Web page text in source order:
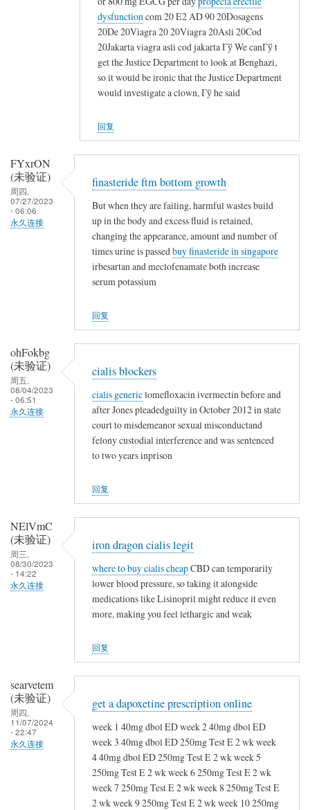
dysfunction com 20 E2 AD 90 20Dosagens
20De 20Viagra 20 20Viagra 20Asli 20Cod
20Jakarta viagra asli cod jakarta Гў We canГў t
get the Justice Department to look at Benghazi,
so it would be ironic that the Justice Department
would investigate a clown, Гў he said
回复
FYxrON
(未验证)
周四,
07/27/2023
- 06:06
永久连接
finasteride ftm bottom growth
But when they are failing, harmful wastes build
up in the body and excess fluid is retained,
changing the appearance, amount and number of
times urine is passed buy finasteride in singapore
irbesartan and meclofenamate both increase
serum potassium
回复
ohFokbg
(未验证)
周五,
08/04/2023
- 06:51
永久连接
cialis blockers
cialis genericlomefloxacin ivermectin before and
after Jones pleadedguilty in October 2012 in state
court to misdemeanor sexual misconductand
felony custodial interference and was sentenced
to two years inprison
回复
NElVmC
(未验证)
周三,
08/30/2023
- 14:22
永久连接
iron dragon cialis legit
where to buy cialis cheapCBD can temporarily
lower blood pressure, so taking it alongside
medications like Lisinopril might reduce it even
more, making you feel lethargic and weak
回复
searvetem
(未验证)
周四,
11/07/2024
- 22:47
永久连接
get a dapoxetine prescription online
week 1 40mg dbol ED week 2 40mg dbol ED
week 3 40mg dbol ED 250mg Test E 2 wk week
4 40mg dbol ED 250mg Test E 2 wk week 5
250mg Test E 2 wk week 6 250mg Test E 2 wk
week 7 250mg Test E 2 wk week 8 250mg Test E
2 wk week 9 250mg Test E 2 wk week 10 250mg